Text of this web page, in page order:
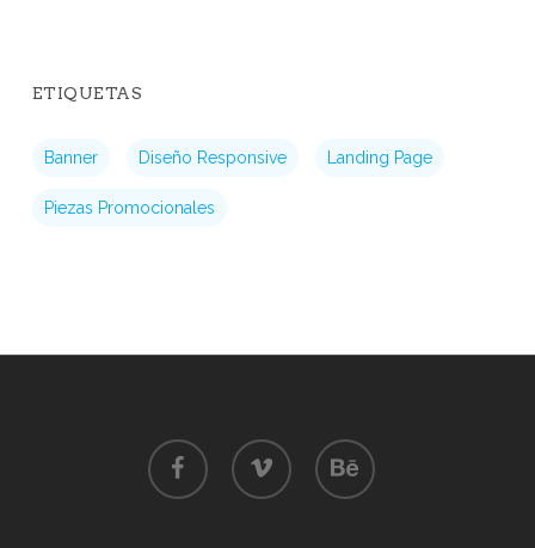
ETIQUETAS
Banner Diseño Responsive Landing Page
Piezas Promocionales
facebook vimeo behance